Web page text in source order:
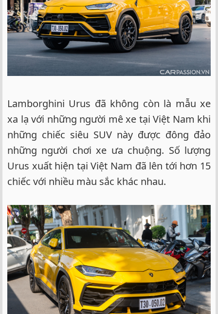
Lamborghini Urus đã không còn là mẫu xe
xa lạ với những người mê xe tại Việt Nam khi
những chiếc siêu SUV này được đông đảo
những người chơi xe ưa chuộng. Số lượng
Urus xuất hiện tại Việt Nam đã lên tới hơn 15
chiếc với nhiều màu sắc khác nhau.